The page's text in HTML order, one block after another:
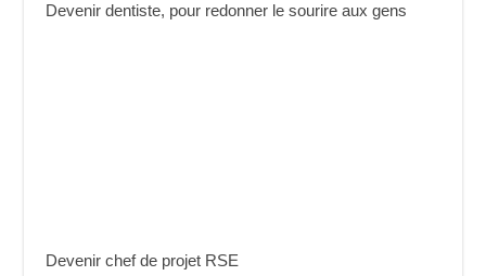
Devenir dentiste, pour redonner le sourire aux gens
Devenir chef de projet RSE